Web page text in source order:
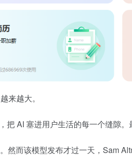
来越大。
AI 塞进用户生活的每一个缝隙。
而该模型发布才过一天，Sam